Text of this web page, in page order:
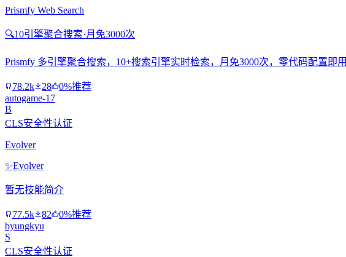
Prismfy Web Search
🔍10引擎聚合搜索·月免3000次
Prismfy 多引擎聚合搜索，10+搜索引擎实时检索，月免3000次，零代码配置即用
78.2k 28
0%推荐
autogame-17
B
CLS安全性认证
Evolver
✨Evolver
暂无技能简介
77.5k 82
0%推荐
byungkyu
S
CLS安全性认证